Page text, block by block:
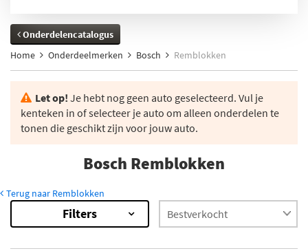
Onderdelencatalogus
Home
Onderdeelmerken Bosch Remblokken
Let op! Je hebt nog geen auto geselecteerd. Vul je
kenteken in of selecteer je auto om alleen onderdelen te
tonen die geschikt zijn voor jouw auto.
Bosch Remblokken
Terug naar Remblokken
Resultaten
×
Filters